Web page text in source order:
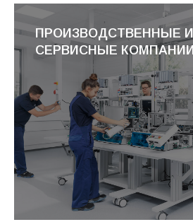
ПРОИЗВОДСТВЕННЫЕ И
СЕРВИСНЫЕ КОМПАНИИ